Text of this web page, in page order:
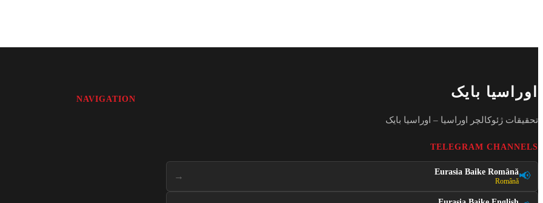
اوراسیا بایک
تحقیقات ژئوکالچر اوراسیا – اوراسیا بایک
TELEGRAM CHANNELS
📢
Eurasia Baike Română
Română
→
NAVIGATION